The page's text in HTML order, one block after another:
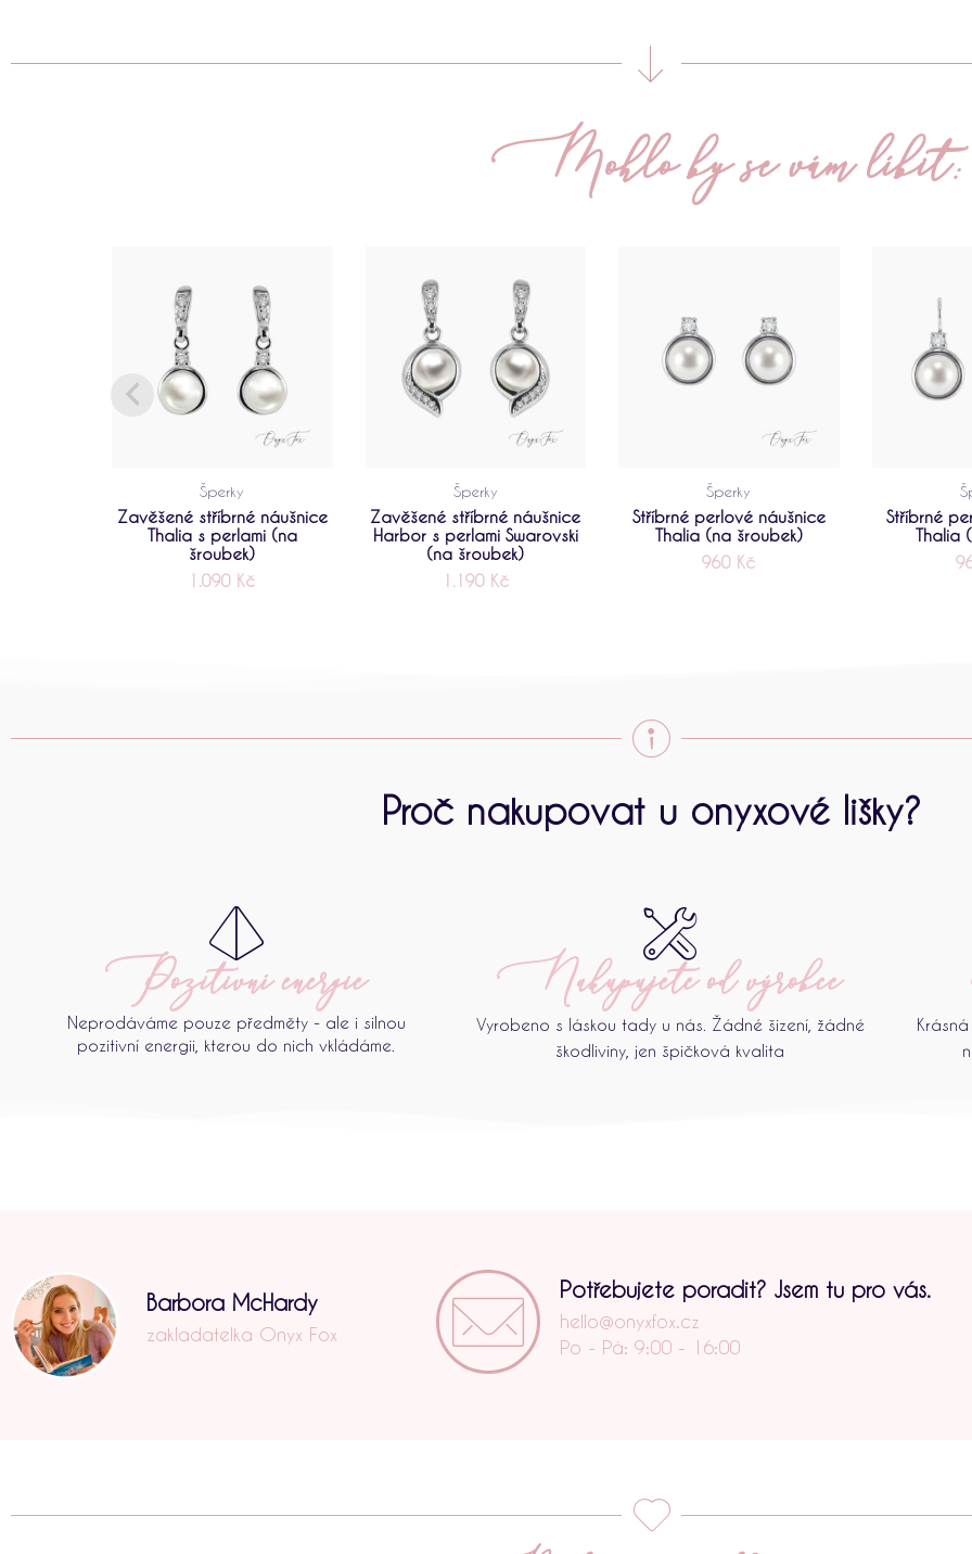
Mohlo by se vám líbit:
Šperky
Zavěšené stříbrné náušnice
Thalia s perlami (na
šroubek)
1.090 Kč
Šperky
Zavěšené stříbrné náušnice
Harbor s perlami Swarovski
(na šroubek)
1.190 Kč
Šperky
Stříbrné perlové náušnice
Thalia (na šroubek)
960 Kč
Stříbrné
Thalia
Proč nakupovat u onyxové lišky?
Pozitivní energie
Neprodáváme pouze předměty - ale i silnou
pozitivní energii, kterou do nich vkládáme.
Nakupujete od výrobce
Vyrobeno s láskou tady u nás. Žádné šizení, žádné
škodliviny, jen špičková kvalita
Barbora McHardy
zakladatelka Onyx Fox
Potřebujete poradit? Jsem tu pro vás.
hello@onyxfox.cz
Po - Pá: 9:00 - 16:00